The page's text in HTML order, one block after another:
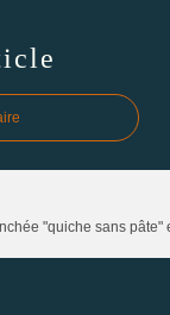
"quiche sans pâte"